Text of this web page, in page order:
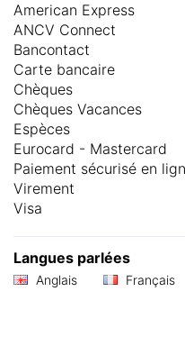
American Express
ANCV Connect
Bancontact
Carte bancaire
Chèques
Chèques Vacances
Espèces
Eurocard - Mastercard
Paiement sécurisé en
Virement
Visa
Langues parlées
Anglais Français